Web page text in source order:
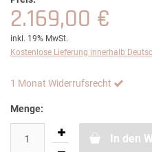
2.169,00 €
inkl. 19% MwSt.
Kostenlose Lieferung innerhalb
1 Monat Widerrufsrecht
Menge:
In den